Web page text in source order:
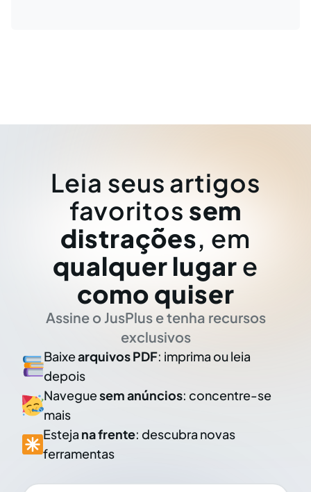
Leia seus artigos
favoritos sem
distrações, em
qualquer lugar e
como quiser
Assine o JusPlus e tenha recursos
exclusivos
Baixearquivos PDF: imprima ou leia
depois
Naveguesem anúncios: concentre-se
mais
Esteja na frente: descubra novas
ferramentas